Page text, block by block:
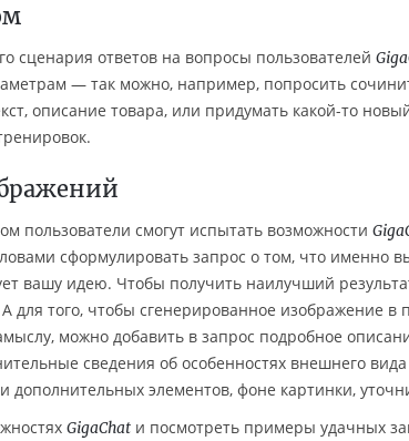
сценария ответов на вопросы пользователей
— так можно, например, попросить
описание товара, или придумать какой-то
пользователи смогут испытать возможности
сформулировать запрос о том, что именно
вашу идею. Чтобы получить наилучший
для того, чтобы сгенерированное изображение в
можно добавить в запрос подробное
сведения об особенностях внешнего
дополнительных элементов, фоне картинки,
GigaChat и посмотреть примеры удачных